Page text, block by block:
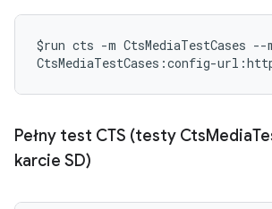
$run cts -m CtsMediaTestCases --
CtsMediaTestCases:config-
Pełny test CTS (testy CtsMedia
karcie SD)